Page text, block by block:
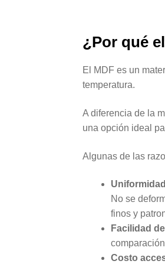
¿Por qué
El MDF es un
temperatura.
A diferencia de la
una opción ideal
Algunas de las
Uniformidad
No se
finos y
Facilidad
Costo